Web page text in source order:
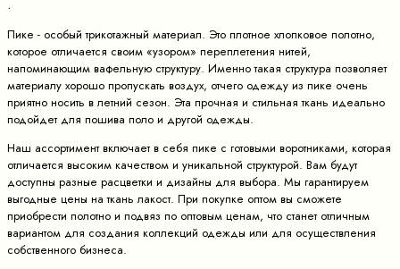
.
Пике - особый трикотажный материал. Это плотное хлопковое полотно,
которое отличается своим «узором» переплетения нитей,
напоминающим вафельную структуру. Именно такая структура позволяет
материалу хорошо пропускать воздух, отчего одежду из пике очень
приятно носить в летний сезон. Эта прочная и стильная ткань идеально
подойдет для пошива поло и другой одежды.
Наш ассортимент включает в себя пике с готовыми воротниками, которая
отличается высоким качеством и уникальной структурой. Вам будут
доступны разные расцветки и дизайны для выбора. Мы гарантируем
выгодные цены на ткань лакост. При покупке оптом вы сможете
приобрести полотно и подвяз по оптовым ценам, что станет отличным
вариантом для создания коллекций одежды или для осуществления
собственного бизнеса.